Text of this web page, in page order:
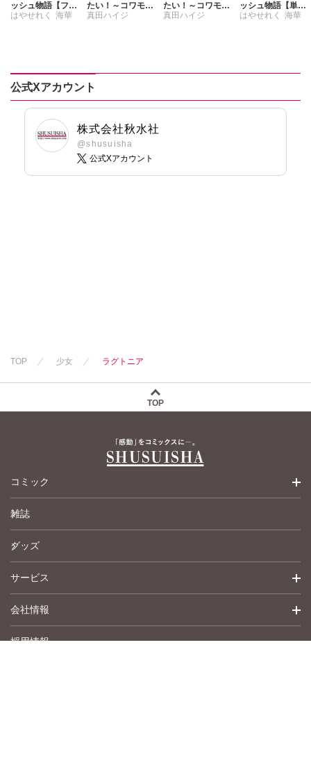
ッシュ物語【フル
カラー版】【単行
はやせれく 海華
たい！～コワモテ
男子と同居生活～
真田ハイジ
たい！～コワモテ
男子と同居生活～
真田ハイジ
ッシュ物語【単行
本版】9
はやせれく 海華
公式Xアカウント
株式会社秋水社
@shusuisha
公式Xアカウント
TOP 少女 ラグトニア
TOP
コミック
少女コミック
女性コミック
ペットコミック
青年コミック
英語版コミック
雑誌
グッズ
サービス
詳細検索
履歴
会社情報
トップメッセージ
採用情報